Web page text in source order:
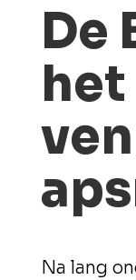
De
het
Na lang